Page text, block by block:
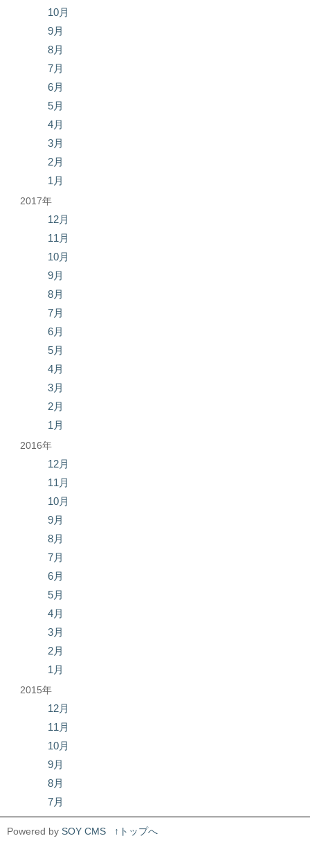
10月
9月
8月
7月
6月
5月
4月
3月
2月
1月
2017年
12月
11月
10月
9月
8月
7月
6月
5月
4月
3月
2月
1月
2016年
12月
11月
10月
9月
8月
7月
6月
5月
4月
3月
2月
1月
2015年
12月
11月
10月
9月
8月
7月
Powered by SOY CMS ↑トップへ